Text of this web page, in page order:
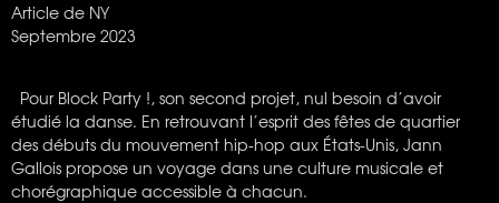
Article de NY
Septembre 2023
Pour Block Party !, son second projet, nul besoin d’avoir
étudié la danse. En retrouvant l’esprit des fêtes de quartier
des débuts du mouvement hip-hop aux États-Unis, Jann
Gallois propose un voyage dans une culture musicale et
chorégraphique accessible à chacun.